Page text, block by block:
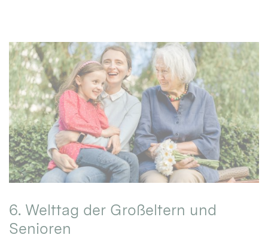
6. Welttag der Großeltern und
Senioren